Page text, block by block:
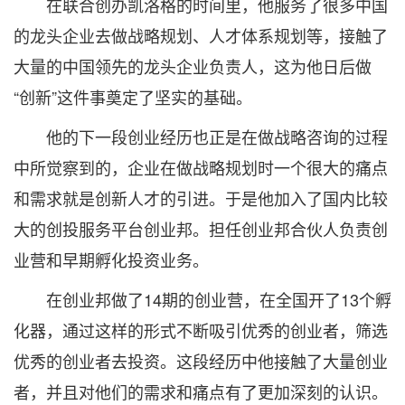
的龙头企业去做战略规划、人才体系规划等，接触了
大量的中国领先的龙头企业负责人，这为他日后做
“创新”这件事奠定了坚实的基础。
他的下一段创业经历也正是在做战略咨询的过程
中所觉察到的，企业在做战略规划时一个很大的痛点
和需求就是创新人才的引进。于是他加入了国内比较
大的创投服务平台创业邦。担任创业邦合伙人负责创
业营和早期孵化投资业务。
在创业邦做了14期的创业营，在全国开了13个孵
化器，通过这样的形式不断吸引优秀的创业者，筛选
优秀的创业者去投资。这段经历中他接触了大量创业
者，并且对他们的需求和痛点有了更加深刻的认识。